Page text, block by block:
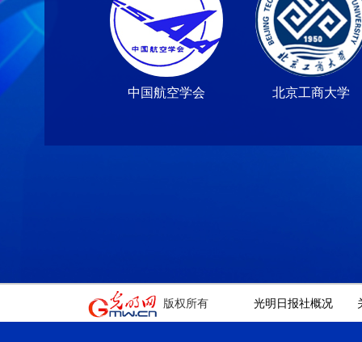
中国航空学会 北京工商大学
版权所有 光明日报社概况